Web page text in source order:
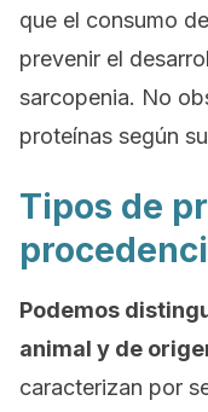
que el consumo
prevenir el
sarcopenia. No
proteínas según
Tipos de
Podemos
animal y de
caracterizan por